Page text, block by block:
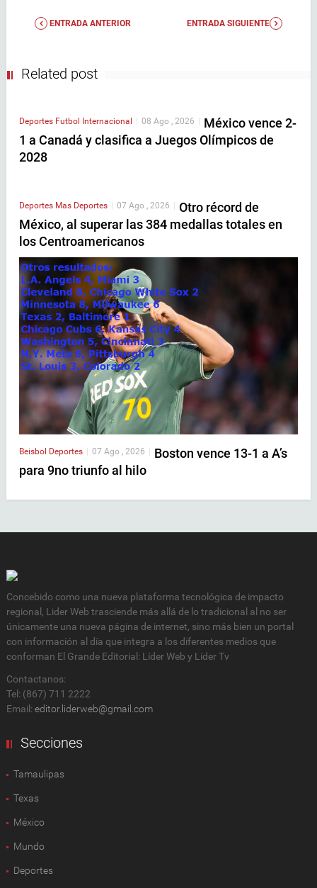
ENTRADA ANTERIOR ENTRADA SIGUIENTE
Related post
Deportes Futbol Internacional 08 Ago , 2026
México vence 2-
1 a Canadá y clasifica a Juegos Olímpicos de
2028
Deportes Mas Deportes 07 Ago , 2026
Otro récord de
México, al superar las 384 medallas totales en
los Centroamericanos
Beisbol Deportes 07 Ago , 2026
Boston vence 13-1 a A’s
para 9no triunfo al hilo
Concebido como una nueva plataforma tecnológica de impacto
regional, Lider Web trasciende más allá de lo tradicional al no ser
únicamente una nueva página de internet, sino más bien un portal
con información al día que integra a los diferentes medios que
conforman El Grande Editorial: Líder Web y Líder Tv
Contactanos:
Tel: (867) 711 2222
Email: editor.liderweb@gmail.com
Secciones
Tamaulipas
Texas
México
Mundo
Deportes